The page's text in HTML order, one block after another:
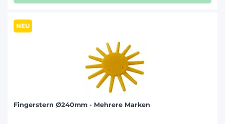
NEU
Fingerstern Ø240mm - Mehrere Marken